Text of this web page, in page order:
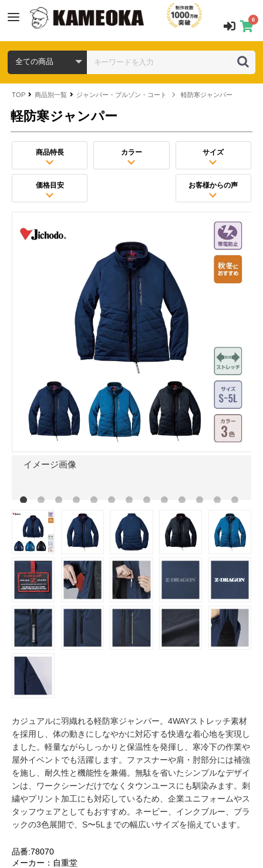
0
TOP 商品別一覧 ジャンパー・ブルゾン・コート 軽防寒ジャンパー
軽防寒ジャンパー
商品特長 カラー サイズ
価格目安 お客様からの声
イメージ画像
カジュアルに羽織れる軽防寒ジャンパー。4WAYストレッチ素材
を採用し、体の動きにしなやかに対応する快適な着心地を実現し
ました。軽量ながらしっかりと保温性を発揮し、寒冷下の作業や
屋外イベントでも活躍します。ファスナーや肩・肘部分には補強
を施し、耐久性と機能性を兼備。無駄を省いたシンプルなデザイ
ンは、ワークシーンだけでなくタウンユースにも馴染みます。刺
繍やプリント加工にも対応しているため、企業ユニフォームやス
タッフウェアとしてもおすすめ。ネービー、インクブルー、ブラ
ックの3色展開で、S〜5Lまでの幅広いサイズを揃えています。
品番:78070
メーカー：自重堂